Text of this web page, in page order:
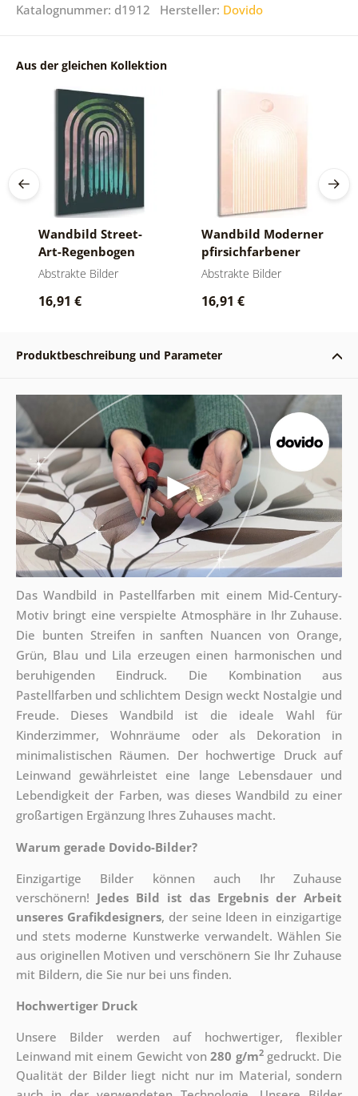
Katalognummer: d1912 Hersteller: Dovido
Aus der gleichen Kollektion
Wandbild Street-
Art-Regenbogen
Mid-Century
Abstrakte Bilder
16,91 €
Wandbild Moderner
pfirsichfarbener
Regenbogen Mid-
Abstrakte Bilder
16,91 €
Produktbeschreibung und Parameter
Das Wandbild in Pastellfarben mit einem Mid-Century-
Motiv bringt eine verspielte Atmosphäre in Ihr Zuhause.
Die bunten Streifen in sanften Nuancen von Orange,
Grün, Blau und Lila erzeugen einen harmonischen und
beruhigenden Eindruck. Die Kombination aus
Pastellfarben und schlichtem Design weckt Nostalgie und
Freude. Dieses Wandbild ist die ideale Wahl für
Kinderzimmer, Wohnräume oder als Dekoration in
minimalistischen Räumen. Der hochwertige Druck auf
Leinwand gewährleistet eine lange Lebensdauer und
Lebendigkeit der Farben, was dieses Wandbild zu einer
großartigen Ergänzung Ihres Zuhauses macht.
Warum gerade Dovido-Bilder?
Einzigartige Bilder können auch Ihr Zuhause
verschönern! Jedes Bild ist das Ergebnis der Arbeit
unseres Grafikdesigners, der seine Ideen in einzigartige
und stets moderne Kunstwerke verwandelt. Wählen Sie
aus originellen Motiven und verschönern Sie Ihr Zuhause
mit Bildern, die Sie nur bei uns finden.
Hochwertiger Druck
Unsere Bilder werden auf hochwertiger, flexibler
Leinwand mit einem Gewicht von280 g/m2gedruckt. Die
Qualität der Bilder liegt nicht nur im Material, sondern